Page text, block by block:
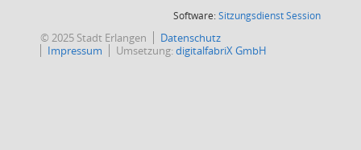
Software:SitzungsdienstSession(Wird in
© 2025 Stadt Erlangen
Datenschutz
Impressum
Umsetzung:digitalfabriX GmbH